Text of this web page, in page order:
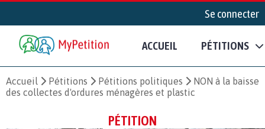
Se connecter
ACCUEIL PÉTITIONS
Accueil Pétitions Pétitions politiques
NON à la baisse
des collectes d'ordures ménagères et plastic
PÉTITION